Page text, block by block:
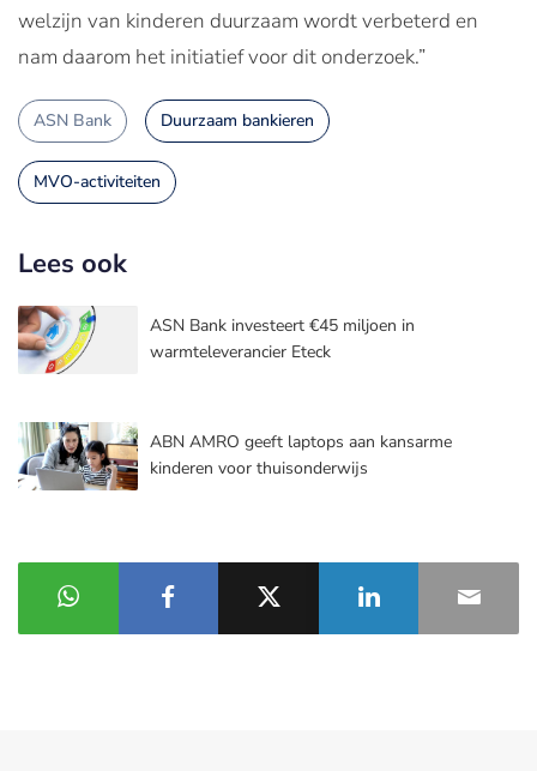
welzijn van kinderen duurzaam wordt verbeterd en
nam daarom het initiatief voor dit onderzoek.”
ASN Bank Duurzaam bankieren
MVO-activiteiten
Lees ook
ASN Bank investeert €45 miljoen in
warmteleverancier Eteck
ABN AMRO geeft laptops aan kansarme
kinderen voor thuisonderwijs